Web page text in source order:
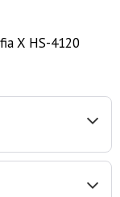
X HS-4120